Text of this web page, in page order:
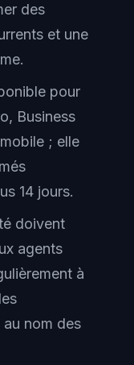
des
et une
pour
Business
; elle
14 jours.
doivent
agents
à
nom des